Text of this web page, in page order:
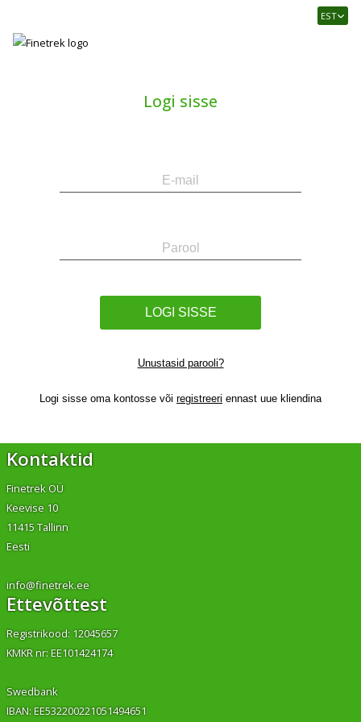
Usaldusväärne
tööstusautomaatika
EST
Logi sisse
LOGI SISSE
Unustasid parooli?
Logi sisse oma kontosse või registreeri ennast uue kliendina
Kontaktid
Finetrek OÜ
Keevise 10
11415 Tallinn
Eesti
info@finetrek.ee
Ettevõttest
Registrikood: 12045657
KMKR nr: EE101424174
Swedbank
IBAN: EE532200221051494651